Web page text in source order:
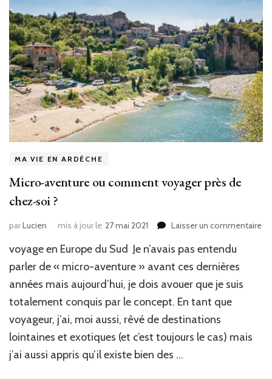
MA VIE EN ARDÈCHE
Micro-aventure ou comment voyager près de
chez-soi ?
parLucien mis à jour le 27 mai 2021 Laisser un commentaire
voyage en Europe du Sud Je n’avais pas entendu
parler de « micro-aventure » avant ces dernières
années mais aujourd’hui, je dois avouer que je suis
totalement conquis par le concept. En tant que
voyageur, j’ai, moi aussi, rêvé de destinations
lointaines et exotiques (et c’est toujours le cas) mais
j’ai aussi appris qu’il existe bien des …